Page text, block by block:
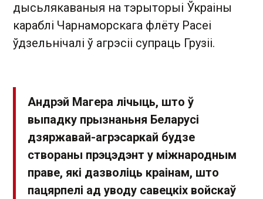
дысьлякаваныя на тэрыторыі Ўкраіны
караблі Чарнаморскага флёту Расеі
ўдзельнічалі ў агрэсіі супраць Грузіі.
Андрэй Магера лічыць, што ў
выпадку прызнаньня Беларусі
дзяржавай-агрэсаркай будзе
створаны прэцэдэнт у міжнародным
праве, які дазволіць краінам, што
пацярпелі ад уводу савецкіх войскаў